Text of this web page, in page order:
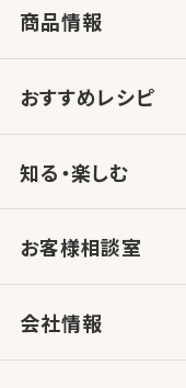
商品情報
おすすめレシピ
知る・楽しむ
お客様相談室
会社情報